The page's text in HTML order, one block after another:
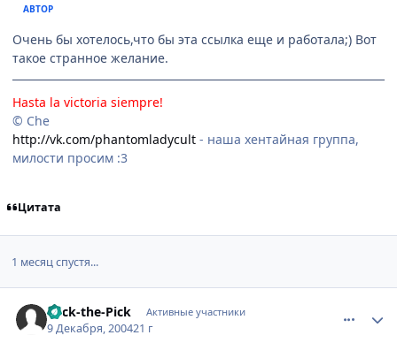
АВТОР
Очень бы хотелось,что бы эта ссылка еще и работала;) Вот
такое странное желание.
Hasta la victoria siempre!
© Che
http://vk.com/phantomladycult - наша хентайная группа,
милости просим :3
Цитата
1 месяц спустя...
Mick-the-Pick Активные участники
9 Декабря, 200421 г